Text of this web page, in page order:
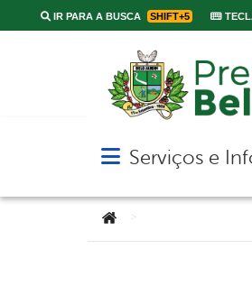
IR PARA A BUSCA SHIFT+5
Abrir menu principal
Serviços e
Você está aqui: